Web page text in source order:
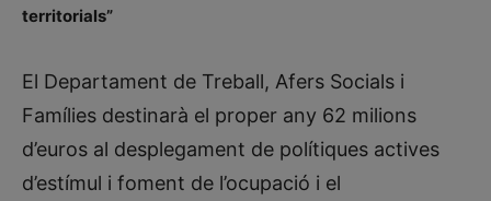
territorials”
El Departament de Treball, Afers Socials i
Famílies destinarà el proper any 62 milions
d’euros al desplegament de polítiques actives
d’estímul i foment de l’ocupació i el